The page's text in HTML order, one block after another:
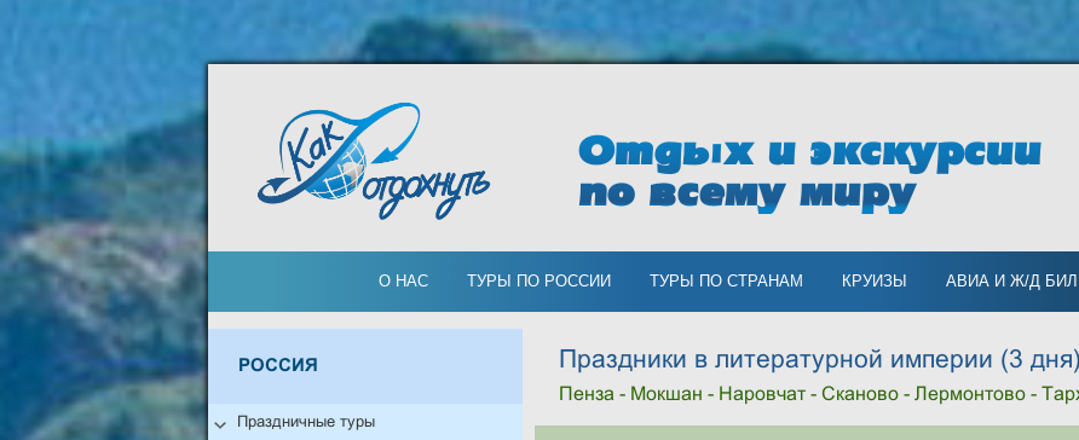
Отдых и экскурсии
по всему миру
О НАС ТУРЫ ПО РОССИИ ТУРЫ ПО СТРАНАМ КРУИЗЫ АВИА И Ж/Д
РОССИЯ
Праздничные туры
Праздники в литературной империи (3 дня)
Пенза - Мокшан - Наровчат - Сканово - Лермонтово -